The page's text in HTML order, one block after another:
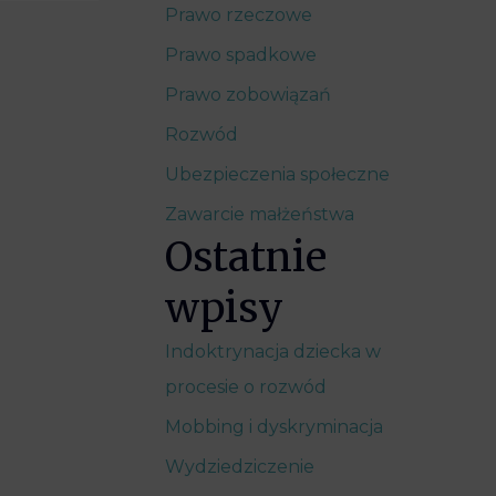
Prawo rzeczowe
Prawo spadkowe
Prawo zobowiązań
Rozwód
Ubezpieczenia społeczne
Zawarcie małżeństwa
Ostatnie
wpisy
Indoktrynacja dziecka w
procesie o rozwód
Mobbing i dyskryminacja
Wydziedziczenie